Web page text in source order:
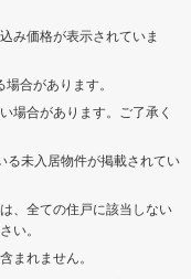
み価格が表示されていま
合があります。
場合があります。ご了承く
る未入居物件が掲載されてい
、全ての住戸に該当しない
い。
まれません。